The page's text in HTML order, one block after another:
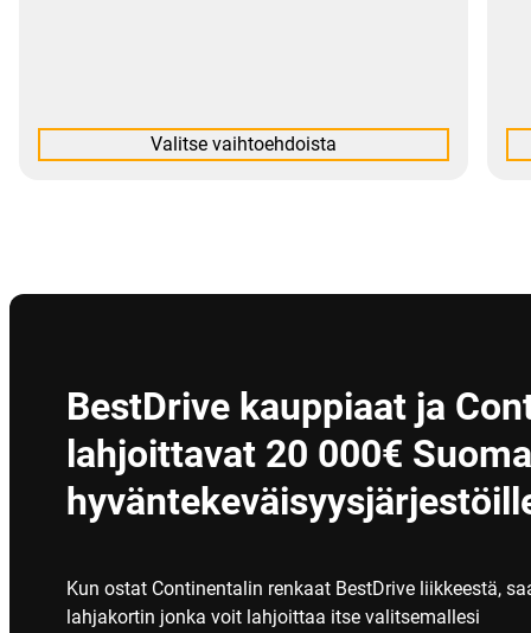
Valitse vaihtoehdoista
BestDrive kauppiaat ja
lahjoittavat 20 000€
Kun ostat Continentalin renkaat BestDrive liikkeestä,
lahjakortin jonka voit lahjoittaa itse valitsemallesi